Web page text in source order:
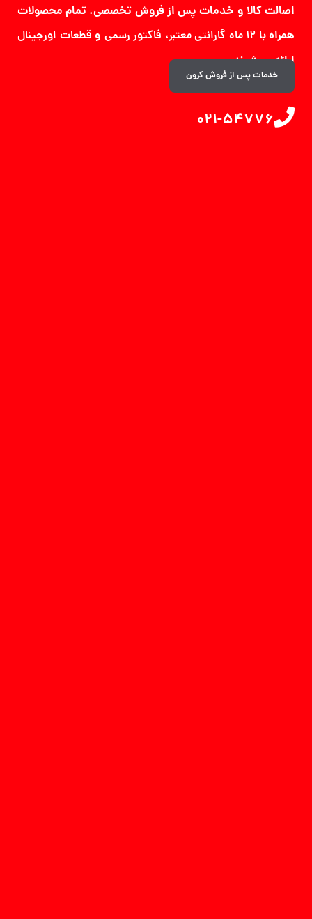
اصالت کالا و خدمات پس از فروش تخصصی. تمام محصولات
همراه با ۱۲ ماه گارانتی معتبر ، فاکتور رسمی و قطعات اورجینال
ارائه می‌شوند.
خدمات پس از فروش کرون
021-54776